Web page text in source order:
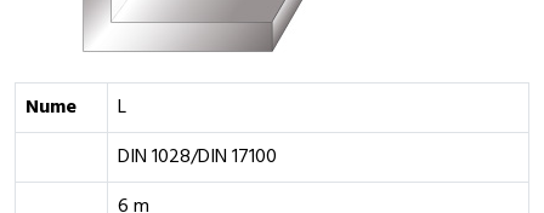
Nume
L
DIN 1028/DIN 17100